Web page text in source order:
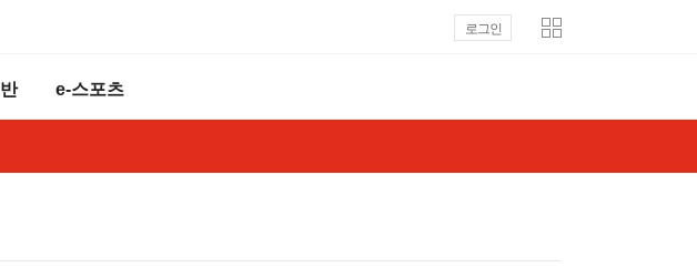
로그인
e-스포츠